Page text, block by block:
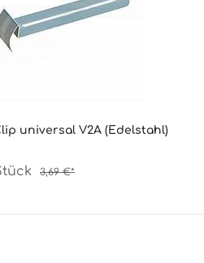
universal V2A (Edelstahl)
3,69 €*